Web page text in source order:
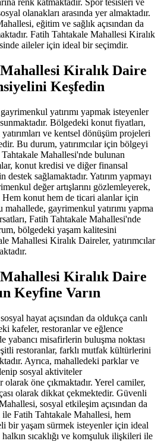
renk katmaktadır. Spor tesisleri ve
olanakları arasında yer almaktadır.
eğitim ve sağlık açısından da
Fatih Tahtakale Mahallesi Kiralık
aileler için ideal bir seçimdir.
Kiralık Daire
Keşfedin
yatırımı yapmak isteyenler
Bölgedeki konut fiyatları,
ve kentsel dönüşüm projeleri
Bu durum, yatırımcılar için bölgeyi
Mahallesi'nde bulunan
konut kredisi ve diğer finansal
destek sağlamaktadır. Yatırım yapmayı
değer artışlarını gözlemleyerek,
konut hem de ticari alanlar için
gayrimenkul yatırımı yapma
Fatih Tahtakale Mahallesi'nde
bölgedeki yaşam kalitesini
Mahallesi Kiralık Daireler, yatırımcılar
Kiralık Daire
Keyfine Varın
hayat açısından da oldukça canlı
kafeler, restoranlar ve eğlence
yabancı misafirlerin buluşma noktası
restoranlar, farklı mutfak kültürlerini
Ayrıca, mahalledeki parklar ve
sosyal aktiviteler
öne çıkmaktadır. Yerel camiler,
olarak dikkat çekmektedir. Güvenli
sosyal etkileşim açısından da
ile Fatih Tahtakale Mahallesi, hem
bir yaşam sürmek isteyenler için ideal
sıcaklığı ve komşuluk ilişkileri ile